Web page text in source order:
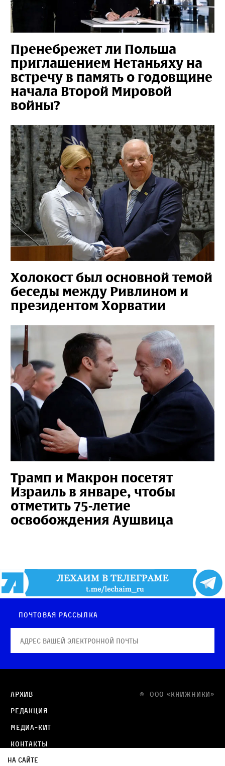
Пренебрежет ли Польша
приглашением Нетаньяху на
встречу в память о годовщине
начала Второй Мировой
войны?
Холокост был основной темой
беседы между Ривлином и
президентом Хорватии
Трамп и Макрон посетят
Израиль в январе, чтобы
отметить 75-летие
освобождения Аушвица
Почтовая рассылка
© OOO «КНИЖНИКИ»
Архив
Редакция
Медиа-кит
Контакты
Политика в отношении обработки персональных
На сайте